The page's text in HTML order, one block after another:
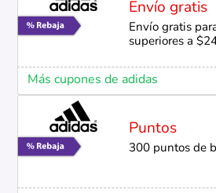
Envío gratis
Envío gratis
superiores a
Más cupones de adidas
Puntos
300 puntos de